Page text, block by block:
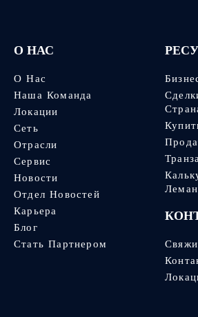
О НАС
О Нас
Наша Команда
Локации
Сеть
Отрасли
Сервис
Новости
Отдел Новостей
Карьера
Блог
Стать Партнером